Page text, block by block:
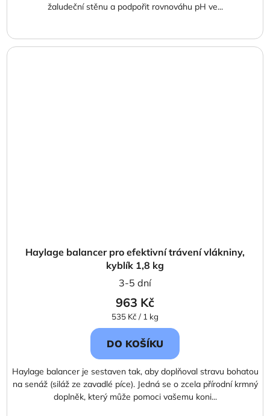
žaludeční stěnu a podpořit rovnováhu pH ve...
Haylage balancer pro efektivní trávení vlákniny,
kyblík 1,8 kg
3-5 dní
963 Kč
Měrná
cena:
535 Kč / 1 kg
DO KOŠÍKU
Haylage balancer je sestaven tak, aby doplňoval stravu bohatou
na senáž (siláž ze zavadlé píce). Jedná se o zcela přírodní krmný
doplněk, který může pomoci vašemu koni...